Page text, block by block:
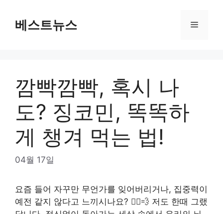
content베스트뉴스 Menu
깜빡깜빡, 혹시 나
도? 징코민, 똑똑하
게 챙겨 먹는 법!
04월 17일
요즘 들어 자꾸만 무언가를 잊어버리거나, 집중력이
예전 같지 않다고 느끼시나요? 🏃‍♀️💨 저도 한때 그랬